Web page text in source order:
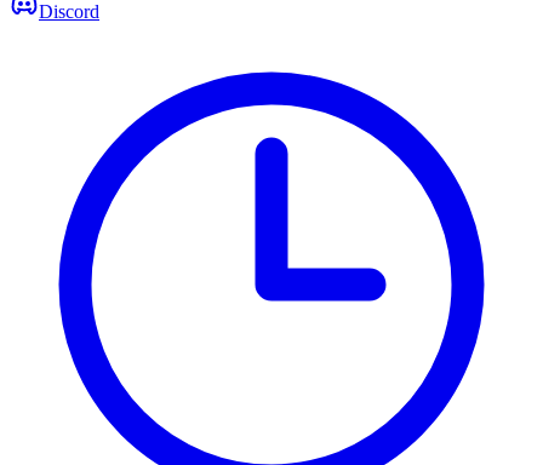
Discord